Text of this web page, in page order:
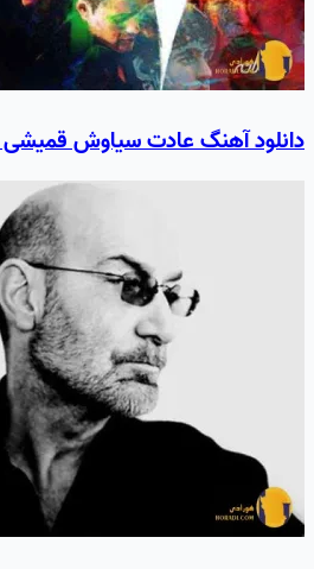
دانلود آهنگ عادت سیاوش